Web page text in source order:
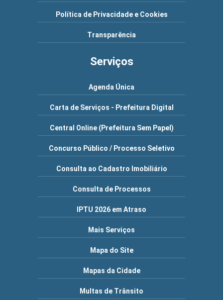
Política de Privacidade e Cookies
Transparência
Serviços
Agenda Única
Carta de Serviços - Prefeitura Digital
Central Online (Prefeitura Sem Papel)
Concurso Público / Processo Seletivo
Consulta ao Cadastro Imobiliário
Consulta de Processos
IPTU 2026 em Atraso
Mais Serviços
Mapa do Site
Mapas da Cidade
Multas de Trânsito